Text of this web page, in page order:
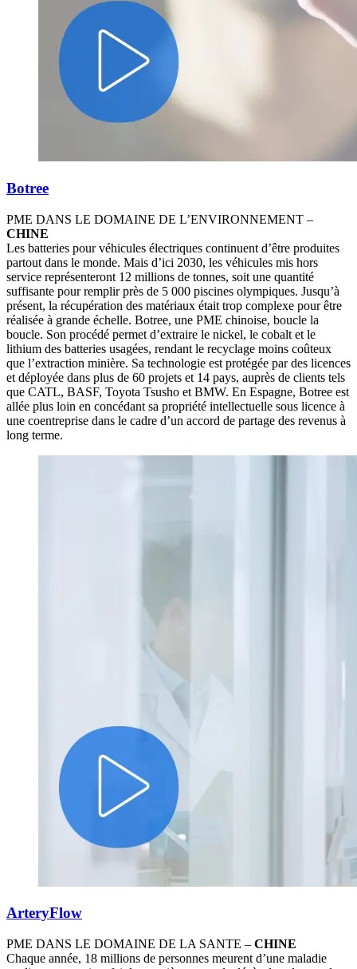
Botree
PME DANS LE DOMAINE DE L’ENVIRONNEMENT –
CHINE
Les batteries pour véhicules électriques continuent d’être produites
partout dans le monde. Mais d’ici 2030, les véhicules mis hors
service représenteront 12 millions de tonnes, soit une quantité
suffisante pour remplir près de 5 000 piscines olympiques. Jusqu’à
présent, la récupération des matériaux était trop complexe pour être
réalisée à grande échelle. Botree, une PME chinoise, boucle la
boucle. Son procédé permet d’extraire le nickel, le cobalt et le
lithium des batteries usagées, rendant le recyclage moins coûteux
que l’extraction minière. Sa technologie est protégée par des licences
et déployée dans plus de 60 projets et 14 pays, auprès de clients tels
que CATL, BASF, Toyota Tsusho et BMW. En Espagne, Botree est
allée plus loin en concédant sa propriété intellectuelle sous licence à
une coentreprise dans le cadre d’un accord de partage des revenus à
long terme.
ArteryFlow
PME DANS LE DOMAINE DE LA SANTE – CHINE
Chaque année, 18 millions de personnes meurent d’une maladie